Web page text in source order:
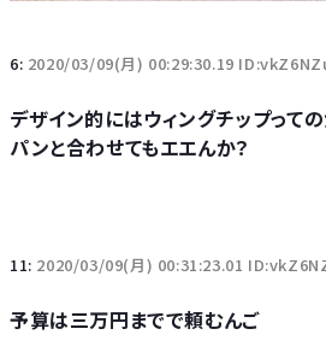
6: 2020/03/09(月) 00:29:30.19
デザイン的にはウィングチップって
パンと合わせてもエエんか？
11: 2020/03/09(月) 00:31:23.01
予算は三万円までで頼むんご